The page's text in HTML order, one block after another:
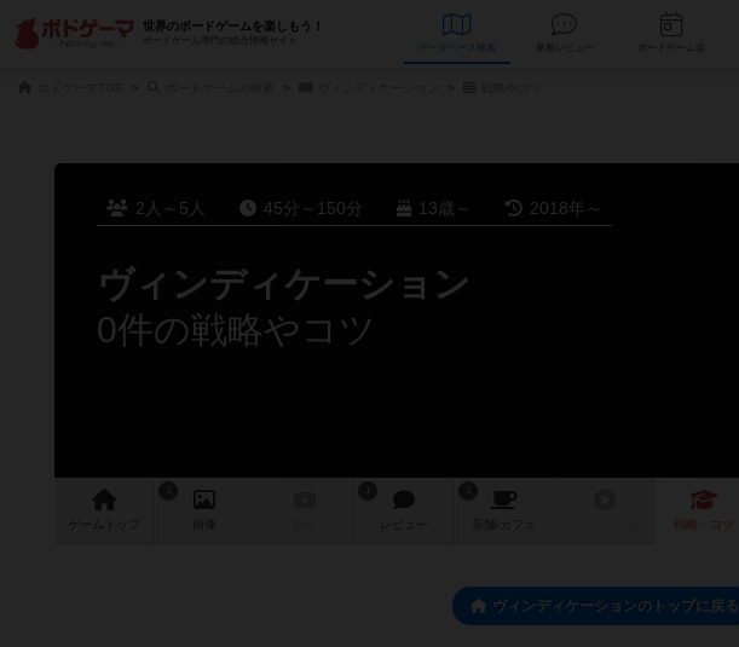
世界のボードゲームを楽しもう！
ボードゲーム専門の総合情報サイト
データベース
2人～5人 45分～150分 13歳～ 2018年～
ヴィンディケーション
0件の戦略やコツ
ゲーム 画像 レビュー 店舗/ カフェ 戦略 ・コツ
ヴィンディケーションのトップに戻る